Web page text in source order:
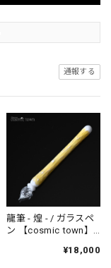
通報する
龍筆 - 煌 - / ガラスペ
ン 【cosmic town】
¥18,000